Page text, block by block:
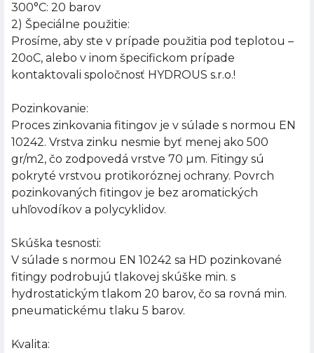
300°C: 20 barov
2) Špeciálne použitie:
Prosíme, aby ste v prípade použitia pod teplotou –
20oC, alebo v inom špecifickom prípade
kontaktovali spoločnosť HYDROUS s.r.o.!
Pozinkovanie:
Proces zinkovania fitingov je v súlade s normou EN
10242. Vrstva zinku nesmie byť menej ako 500
gr/m2, čo zodpovedá vrstve 70 µm. Fitingy sú
pokryté vrstvou protikoróznej ochrany. Povrch
pozinkovaných fitingov je bez aromatických
uhľovodíkov a polycyklidov.
Skúška tesnosti:
V súlade s normou EN 10242 sa HD pozinkované
fitingy podrobujú tlakovej skúške min. s
hydrostatickým tlakom 20 barov, čo sa rovná min.
pneumatickému tlaku 5 barov.
Kvalita: